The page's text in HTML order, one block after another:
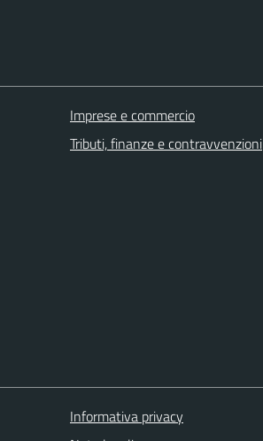
Imprese e commercio
Tributi, finanze e contravvenzioni
Informativa privacy